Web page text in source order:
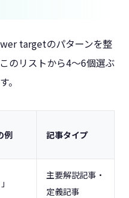
targetのパターンを整
のリストから4〜6個選ぶ
。
例 記事タイプ
主要解説記事・
定義記事